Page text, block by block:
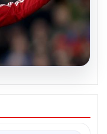
sonrası